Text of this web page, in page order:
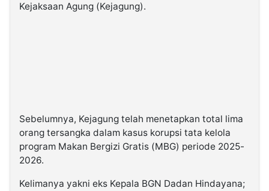
Kejaksaan Agung (Kejagung).
Sebelumnya, Kejagung telah menetapkan total lima
orang tersangka dalam kasus korupsi tata kelola
program Makan Bergizi Gratis (MBG) periode 2025-
2026.
Kelimanya yakni eks Kepala BGN Dadan Hindayana;